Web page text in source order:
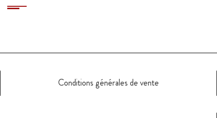
Conditions générales de vente